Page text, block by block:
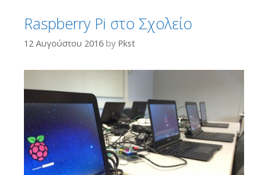
Raspberry Pi στο Σχολείο
12 Αυγούστου 2016 by Pkst